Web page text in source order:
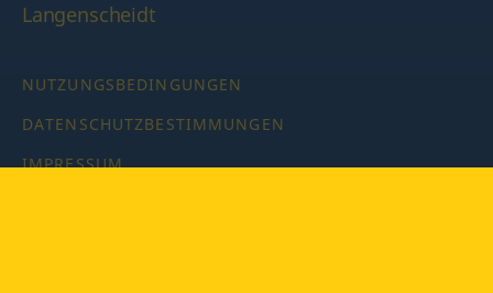
Langenscheidt
NUTZUNGSBEDINGUNGEN
DATENSCHUTZBESTIMMUNGEN
IMPRESSUM